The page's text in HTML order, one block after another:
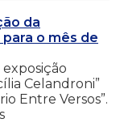
da
o mês de
Celandroni”
Entre Versos”.